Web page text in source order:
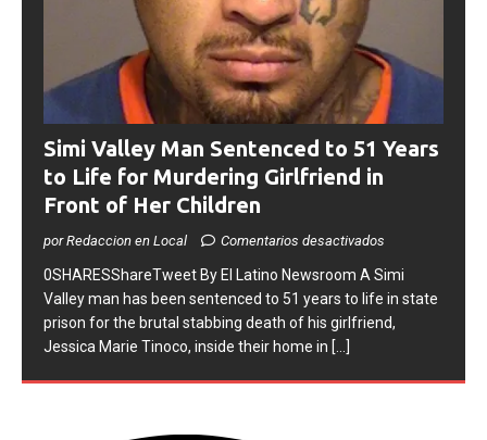
Simi Valley Man Sentenced to 51 Years
to Life for Murdering Girlfriend in
Front of Her Children
0SHARESShareTweet ​By El Latino Newsroom ​A Simi
Valley man has been sentenced to 51 years to life in state
prison for the brutal stabbing death of his girlfriend,
[...]